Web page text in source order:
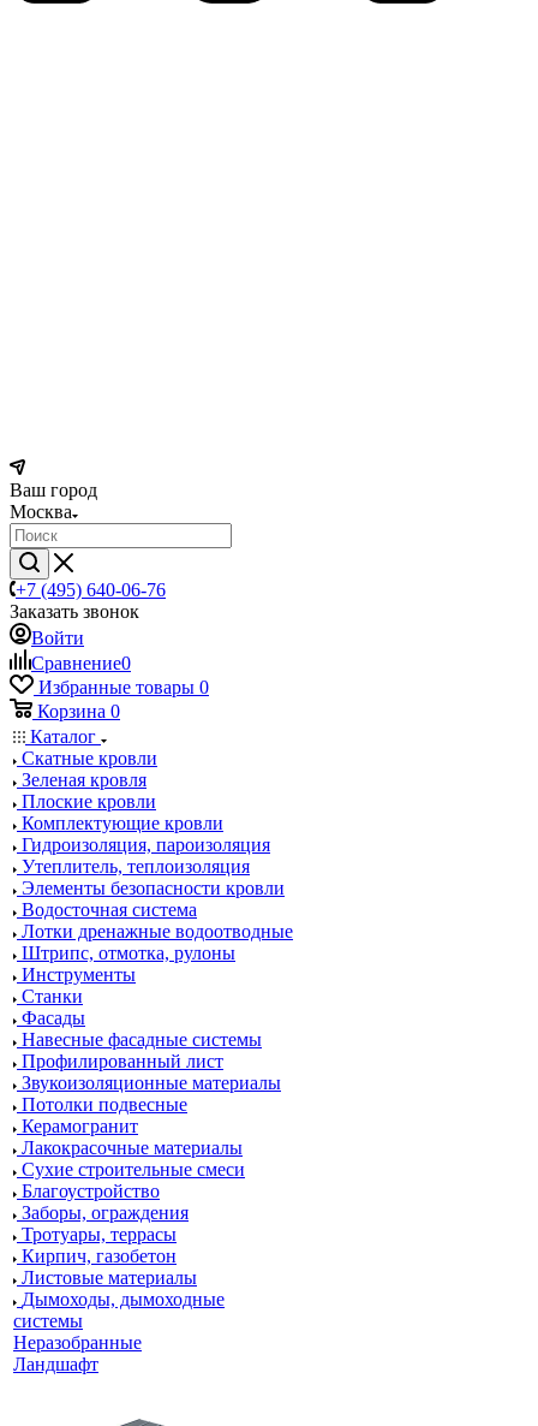
Ваш город
Москва
+7 (495) 640-06-76
Заказать звонок
Войти
Сравнение0
Избранные товары 0
Корзина 0
Каталог
Скатные кровли
Зеленая кровля
Плоские кровли
Комплектующие кровли
Гидроизоляция, пароизоляция
Утеплитель, теплоизоляция
Элементы безопасности кровли
Водосточная система
Лотки дренажные водоотводные
Штрипс, отмотка, рулоны
Инструменты
Станки
Фасады
Навесные фасадные системы
Профилированный лист
Звукоизоляционные материалы
Потолки подвесные
Керамогранит
Лакокрасочные материалы
Сухие строительные смеси
Благоустройство
Заборы, ограждения
Тротуары, террасы
Кирпич, газобетон
Листовые материалы
Дымоходы, дымоходные
системы
Неразобранные
Ландшафт